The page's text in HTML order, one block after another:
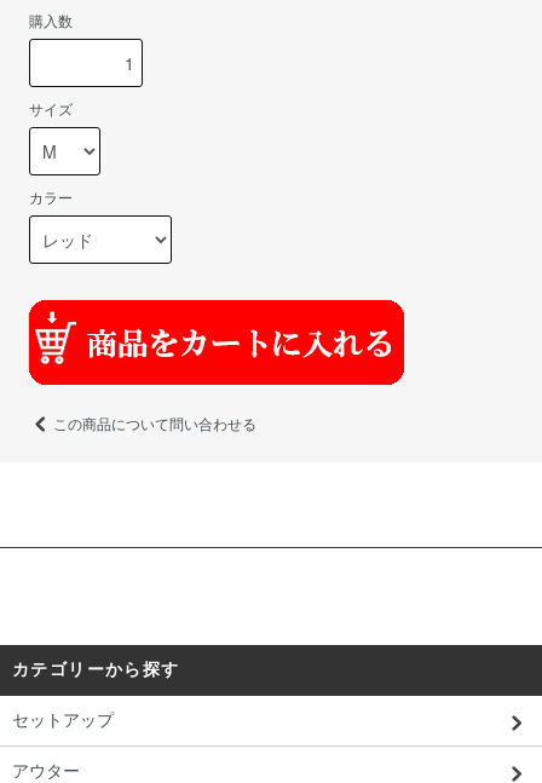
購入数
サイズ
カラー
この商品について問い合わせる
カテゴリーから探す
セットアップ
アウター